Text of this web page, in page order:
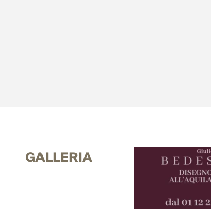
GALLERIA